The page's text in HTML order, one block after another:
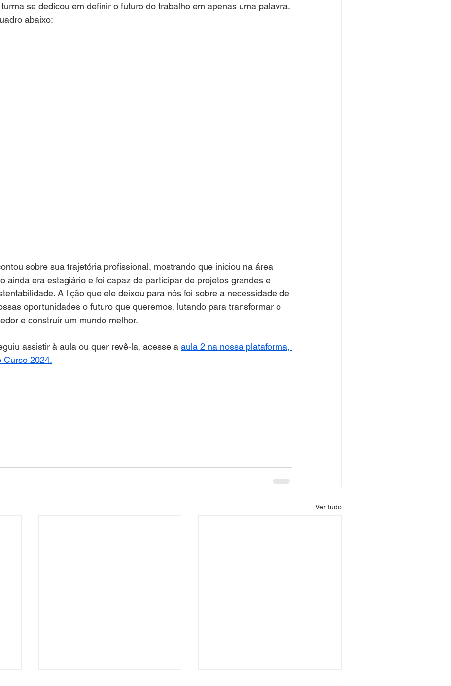
se dedicou em definir o futuro do trabalho em apenas uma palavra.
abaixo:
sobre sua trajetória profissional, mostrando que iniciou na área
ainda era estagiário e foi capaz de participar de projetos grandes e
A lição que ele deixou para nós foi sobre a necessidade de
oportunidades o futuro que queremos, lutando para transformar o
e construir um mundo melhor.
assistir à aula ou quer revê-la, acesse a aula 2 na nossa plataforma,
Curso 2024.
Ver tudo